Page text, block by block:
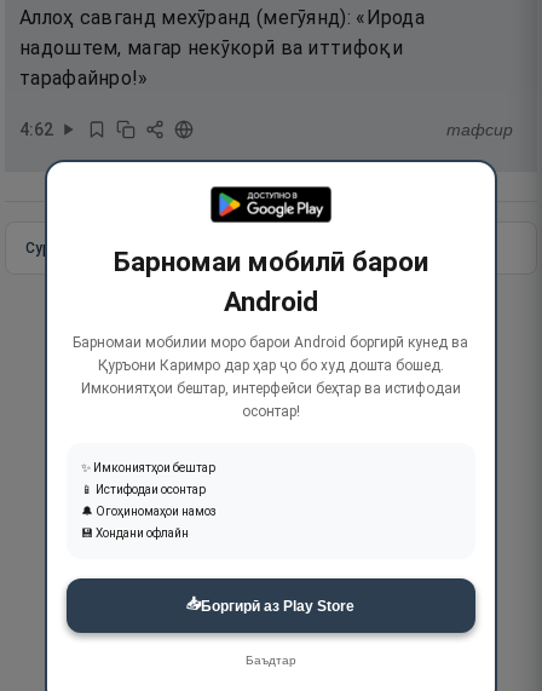
Аллоҳ савганд мехӯранд (мегӯянд): «Ирода
надоштем, магар некӯкорӣ ва иттифоқи
тарафайнро!»
4:62 тафсир
Сураи пурра Идома додан
Барномаи мобилӣ барои
Android
Барномаи мобилии моро барои Android боргирӣ кунед ва
Қуръони Каримро дар ҳар ҷо бо худ дошта бошед.
Имкониятҳои бештар, интерфейси беҳтар ва истифодаи
осонтар!
✨ Имкониятҳои бештар
📱 Истифодаи осонтар
🔔 Огоҳиномаҳои намоз
💾 Хондани офлайн
📥Боргирӣ аз Play Store
Баъдтар